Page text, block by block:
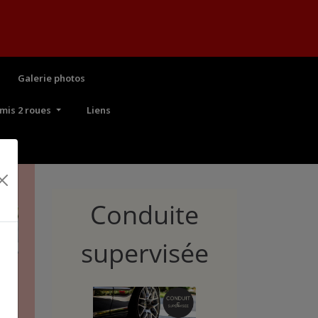
Galerie photos
2 roues Liens
Conduite
supervisée